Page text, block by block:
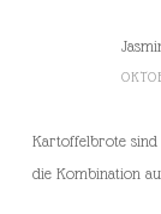
Kartoffelbrote sind
die Kombination